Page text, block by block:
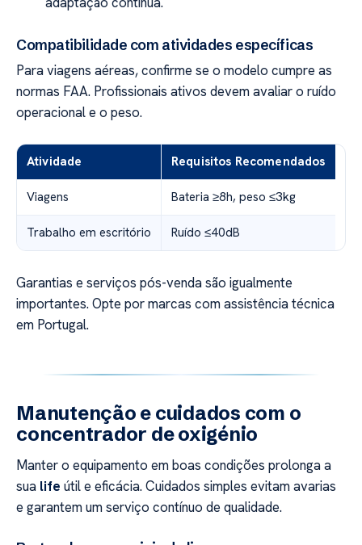
Compatibilidade com atividades específicas
Para viagens aéreas, confirme se o modelo cumpre as
normas FAA. Profissionais ativos devem avaliar o ruído
operacional e o peso.
Atividade Requisitos Recomendados
Viagens Bateria ≥8h, peso ≤3kg
Trabalho em escritório Ruído ≤40dB
Garantias e serviços pós-venda são igualmente
importantes. Opte por marcas com assistência técnica
em Portugal.
Manutenção e cuidados com o
concentrador de oxigénio
Manter o equipamento em boas condições prolonga a
sua life útil e eficácia. Cuidados simples evitam avarias
e garantem um serviço contínuo de qualidade.